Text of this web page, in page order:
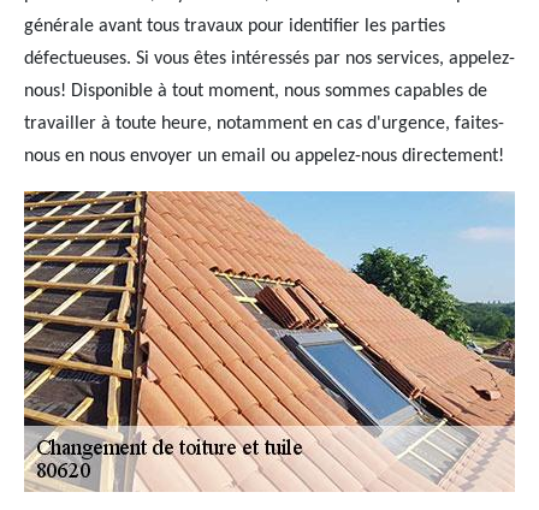
générale avant tous travaux pour identifier les parties
défectueuses. Si vous êtes intéressés par nos services, appelez-
nous! Disponible à tout moment, nous sommes capables de
travailler à toute heure, notamment en cas d'urgence, faites-
nous en nous envoyer un email ou appelez-nous directement!